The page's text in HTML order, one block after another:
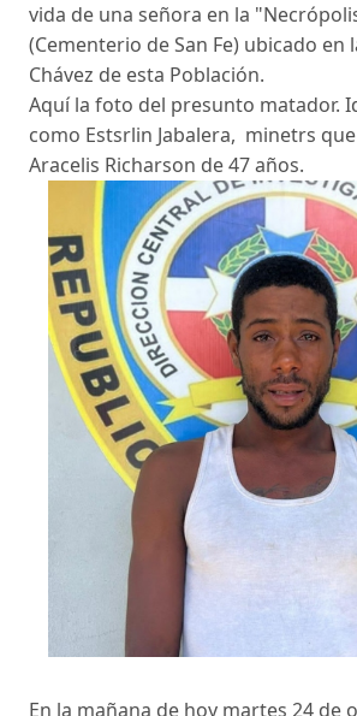
vida de una señora en la
(Cementerio de San Fe) ubicado en
Chávez de esta Población.
Aquí la foto del presunto matador.
como Estsrlin Jabalera, minetrs
Aracelis Richarson de 47 años.
En la mañana de hoy martes 24 de